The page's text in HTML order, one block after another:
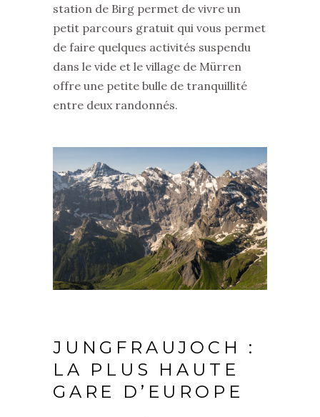
station de Birg permet de vivre un
petit parcours gratuit qui vous permet
de faire quelques activités suspendu
dans le vide et le village de Mürren
offre une petite bulle de tranquillité
entre deux randonnés.
JUNGFRAUJOCH :
LA PLUS HAUTE
GARE D’EUROPE